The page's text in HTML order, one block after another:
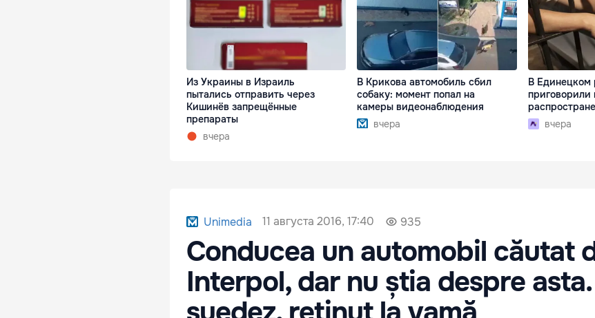
Из Украины в Израиль
пытались отправить через
Кишинёв запрещённые
препараты
вчера
В Крикова автомобиль сбил
собаку: момент попал на
камеры видеонаблюдения
вчера
В Единецком
приговорили
вчера
Unimedia 11 августа 2016, 17:40 935
Conducea un automobil căutat
Interpol, dar nu știa despre